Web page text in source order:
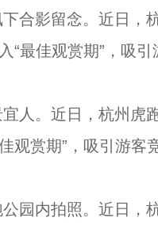
影留念。近日，
“最佳观赏期”，吸
。近日，杭州虎跑
观赏期”，吸引游客
内拍照。近日，